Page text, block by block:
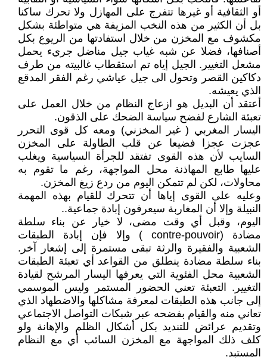
أو الثقافية أو غيرها تتفرج على المهازل ولا تحرك ساكنا
بل أن الكثير من هذه النخب المزيفة هي متواطئة بشكل
مكشوف مع المخزن من خلال استفادتها من الريوع بكل
أصنافها، فضلا عن شبه غياب جيل مناضل جريء يحمل
مشعل التغيير. الجيل إياه تم استقطاب غالبيته من طرف
دكاكين القصر وتحول الى جيل عياشي رغم الفقر المدقع
الذي يعيشه.
أعتقد أن البديل هو ازعاج النظام من خلال العمل على
تعبئة الشارع لفضح سياسة الضحك على الذقون.
اليسار المغربي ( غير المخزني) ومعه كل قوى التحرر
عجزت عجزا فضيعا عن قلب الطاولة على المخزن
السايب لأن هذه القوى تفتقد للجرأة السياسية ويغلب
عليها طابع المهاذنة محل المواجهة، رغم ما تقوم به
محاولات، لكن لم تتمكن اليوم من ردع زيغ المخزن.
وعليه على القوى إياها أن تتحرك للقيام بهذه المهمة
النبيلة وإلا أن المغاربة سيعرفون إبادة جماعية..
اليوم، وقبل أي وقت مضى، لا خيار عن بناء سلطة
مضادة (contre-pouvoir ) وإلا فإن إبادة الطبقات
الشعبية والفقيرة والرثة تبقى مستمرة إلى إشعار آخر.
بناء سلطة مضادة ينطلق من القواعد أي تعبئة الطبقات
الشعبية محل الفئوية التي يعرفها اليسار المرشح لقيادة
التغيير. التعبئة تعني الحضور المستمر وليس الموسمي
إلى جانب هذه الطبقات لمعرفة مشاكلها والاضطهاد الذي
تعاني منه والقيام بفضحه عبر شبكات التواصل الاجتماعي
وتقديم عرائض للتنديد بكل أشكال الظلم والإهانة ولو
كلف ذلك المواجهة مع المخزن السائب أي مع النظام
المستبد.